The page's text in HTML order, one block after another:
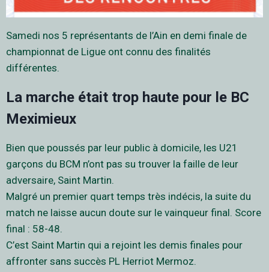
Samedi nos 5 représentants de l’Ain en demi finale de
championnat de Ligue ont connu des finalités
différentes.
La marche était trop haute pour le BC
Meximieux
Bien que poussés par leur public à domicile, les U21
garçons du BCM n’ont pas su trouver la faille de leur
adversaire, Saint Martin.
Malgré un premier quart temps très indécis, la suite du
match ne laisse aucun doute sur le vainqueur final. Score
final : 58-48.
C’est Saint Martin qui a rejoint les demis finales pour
affronter sans succès PL Herriot Mermoz.